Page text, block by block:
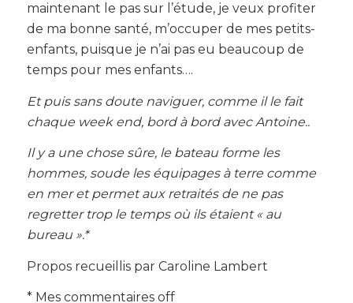
maintenant le pas sur l’étude, je veux profiter
de ma bonne santé, m’occuper de mes petits-
enfants, puisque je n’ai pas eu beaucoup de
temps pour mes enfants….
Et puis sans doute naviguer, comme il le fait
chaque week end, bord à bord avec Antoine..
Il y a une chose sûre, le bateau forme les
hommes, soude les équipages à terre comme
en mer et permet aux retraités de ne pas
regretter trop le temps où ils étaient « au
bureau ».*
Propos recueillis par Caroline Lambert
* Mes commentaires off